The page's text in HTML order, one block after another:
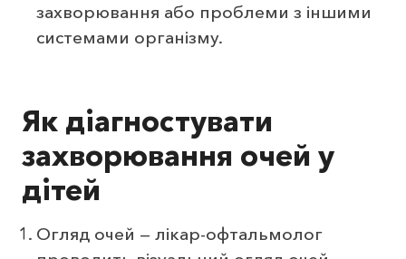
захворювання або проблеми з іншими
системами організму.
Як діагностувати
захворювання очей у
дітей
Огляд очей — лікар-офтальмолог